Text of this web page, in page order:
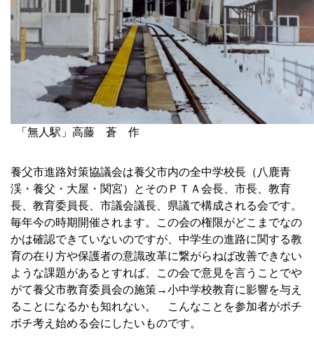
「無人駅」高藤 蒼 作
養父市進路対策協議会は養父市内の全中学校長（八鹿青
渓・養父・大屋・関宮）とそのＰＴＡ会長、市長、教育
長、教育委員長、市議会議長、県議で構成される会です。
毎年今の時期開催されます。この会の権限がどこまでなの
かは確認できていないのですが、中学生の進路に関する教
育の在り方や保護者の意識改革に繋がらねば改善できない
ような課題があるとすれば、この会で意見を言うことでや
がて養父市教育委員会の施策→小中学校教育に影響を与え
ることになるかも知れない。 こんなことを参加者がボチ
ボチ考え始める会にしたいものです。